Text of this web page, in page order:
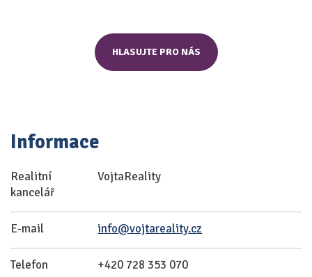
HLASUJTE PRO NÁS
Informace
Realitní
kancelář
VojtaReality
E-mail info@vojtareality.cz
Telefon +420 728 353 070